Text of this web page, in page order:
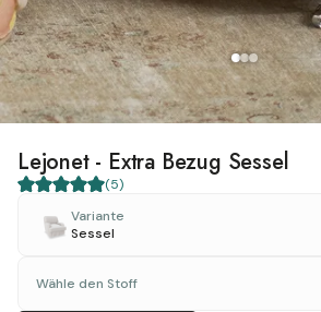
Lejonet - Extra Bezug Sessel
(5)
Variante
Sessel
Wähle den Stoff